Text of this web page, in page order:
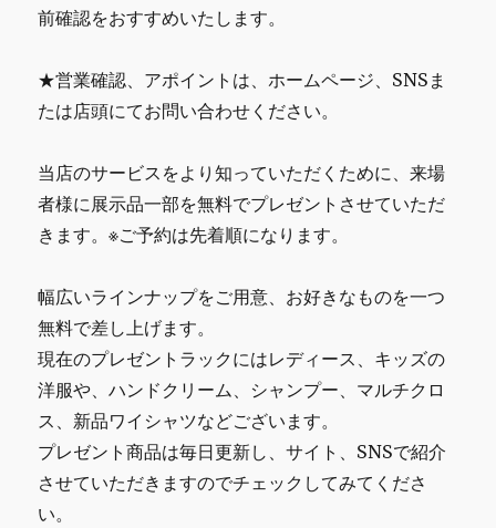
前確認をおすすめいたします。
★営業確認、アポイントは、ホームページ、SNSま
たは店頭にてお問い合わせください。
当店のサービスをより知っていただくために、来場
者様に展示品一部を無料でプレゼントさせていただ
きます。※ご予約は先着順になります。
幅広いラインナップをご用意、お好きなものを一つ
無料で差し上げます。
現在のプレゼントラックにはレディース、キッズの
洋服や、ハンドクリーム、シャンプー、マルチクロ
ス、新品ワイシャツなどございます。
プレゼント商品は毎日更新し、サイト、SNSで紹介
させていただきますのでチェックしてみてくださ
い。